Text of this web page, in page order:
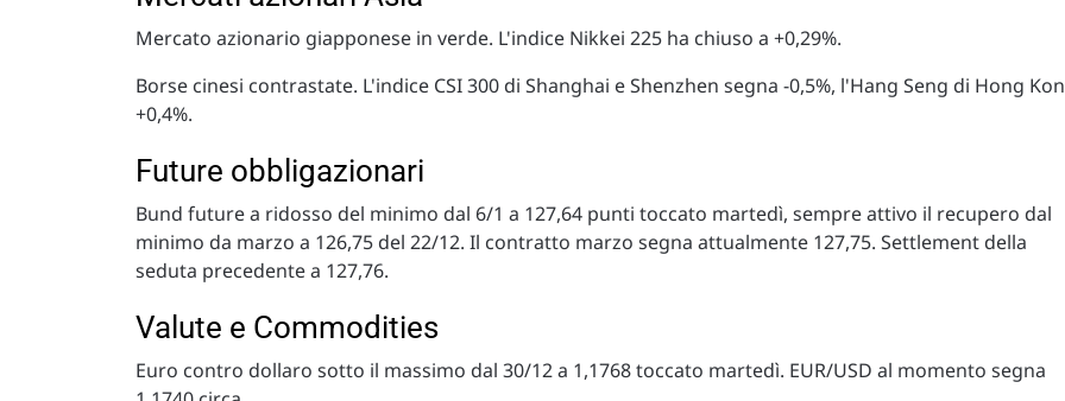
Mercato azionario giapponese in verde. L'indice Nikkei 225 ha chiuso a +0,29%.
Borse cinesi contrastate. L'indice CSI 300 di Shanghai e Shenzhen segna -0,5%, l'Hang Seng di Hong
+0,4%.
Future obbligazionari
Bund future a ridosso del minimo dal 6/1 a 127,64 punti toccato martedì, sempre attivo il recupero dal
minimo da marzo a 126,75 del 22/12. Il contratto marzo segna attualmente 127,75. Settlement della
seduta precedente a 127,76.
Valute e Commodities
Euro contro dollaro sotto il massimo dal 30/12 a 1,1768 toccato martedì. EUR/USD al momento segna